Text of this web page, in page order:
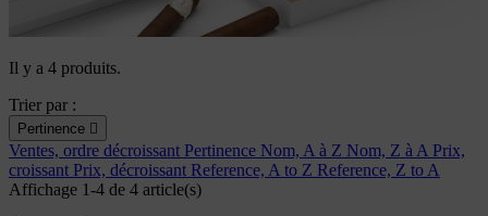
Il y a 4 produits.
Trier par :
Pertinence 
Ventes, ordre décroissant Pertinence Nom, A à Z Nom, Z à A Prix,
croissant Prix, décroissant Reference, A to Z Reference, Z to A
Affichage 1-4 de 4 article(s)